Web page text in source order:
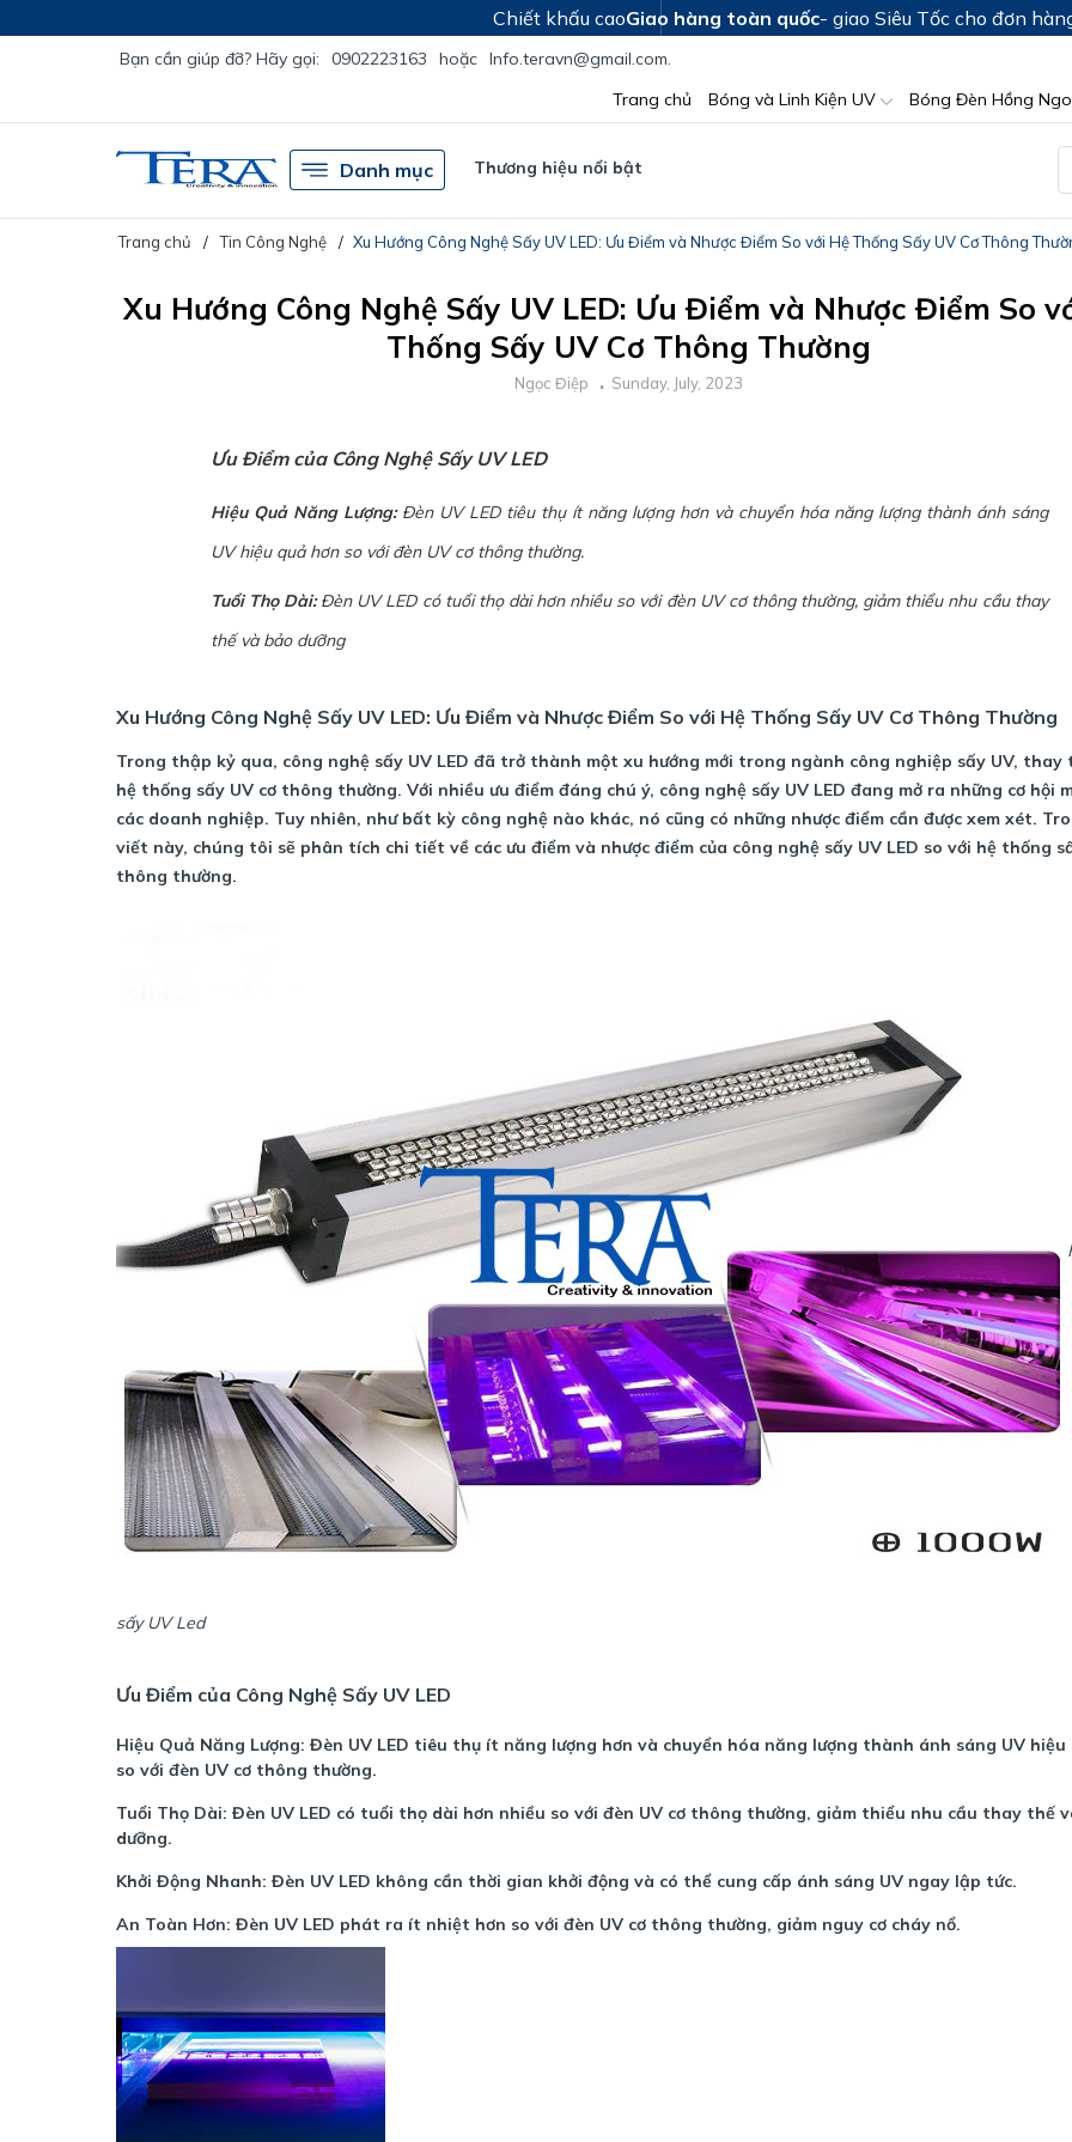
Chiết khấu caoGiao hàng toàn quốc- giao Siêu Tốc cho đơn
Bạn cần giúp đỡ? Hãy gọi: 0902223163 hoặc Info.teravn@gmail.com.
Trang chủ
Bóng và Linh Kiện UV Bóng Đèn Hồng
Danh mục Thương hiệu nổi bật
Trang chủ Tin Công Nghệ Xu Hướng Công Nghệ Sấy UV LED: Ưu Điểm và Nhược Điểm So với Hệ Thống Sấy UV Cơ Thông
Xu Hướng Công Nghệ Sấy UV LED: Ưu Điểm và Nhược Điểm So
Thống Sấy UV Cơ Thông Thường
Ngọc Điệp Sunday, July, 2023
Ưu Điểm của Công Nghệ Sấy UV LED
Hiệu Quả Năng Lượng:Đèn UV LED tiêu thụ ít năng lượng hơn và chuyển hóa năng lượng thành ánh sáng
UV hiệu quả hơn so với đèn UV cơ thông thường.
Tuổi Thọ Dài:Đèn UV LED có tuổi thọ dài hơn nhiều so với đèn UV cơ thông thường, giảm thiểu nhu cầu thay
thế và bảo dưỡng
Xu Hướng Công Nghệ Sấy UV LED: Ưu Điểm và Nhược Điểm So với Hệ Thống Sấy UV Cơ Thông Thường
Trong thập kỷ qua, công nghệ sấy UV LED đã trở thành một xu hướng mới trong ngành công nghiệp sấy UV, thay
hệ thống sấy UV cơ thông thường. Với nhiều ưu điểm đáng chú ý, công nghệ sấy UV LED đang mở ra những cơ hội
các doanh nghiệp. Tuy nhiên, như bất kỳ công nghệ nào khác, nó cũng có những nhược điểm cần được xem xét.
viết này, chúng tôi sẽ phân tích chi tiết về các ưu điểm và nhược điểm của công nghệ sấy UV LED so với hệ thống
thông thường.
sấy UV Led
Ưu Điểm của Công Nghệ Sấy UV LED
Hiệu Quả Năng Lượng: Đèn UV LED tiêu thụ ít năng lượng hơn và chuyển hóa năng lượng thành ánh sáng UV hiệu
so với đèn UV cơ thông thường.
Tuổi Thọ Dài: Đèn UV LED có tuổi thọ dài hơn nhiều so với đèn UV cơ thông thường, giảm thiểu nhu cầu thay thế
dưỡng.
Khởi Động Nhanh: Đèn UV LED không cần thời gian khởi động và có thể cung cấp ánh sáng UV ngay lập tức.
An Toàn Hơn: Đèn UV LED phát ra ít nhiệt hơn so với đèn UV cơ thông thường, giảm nguy cơ cháy nổ.